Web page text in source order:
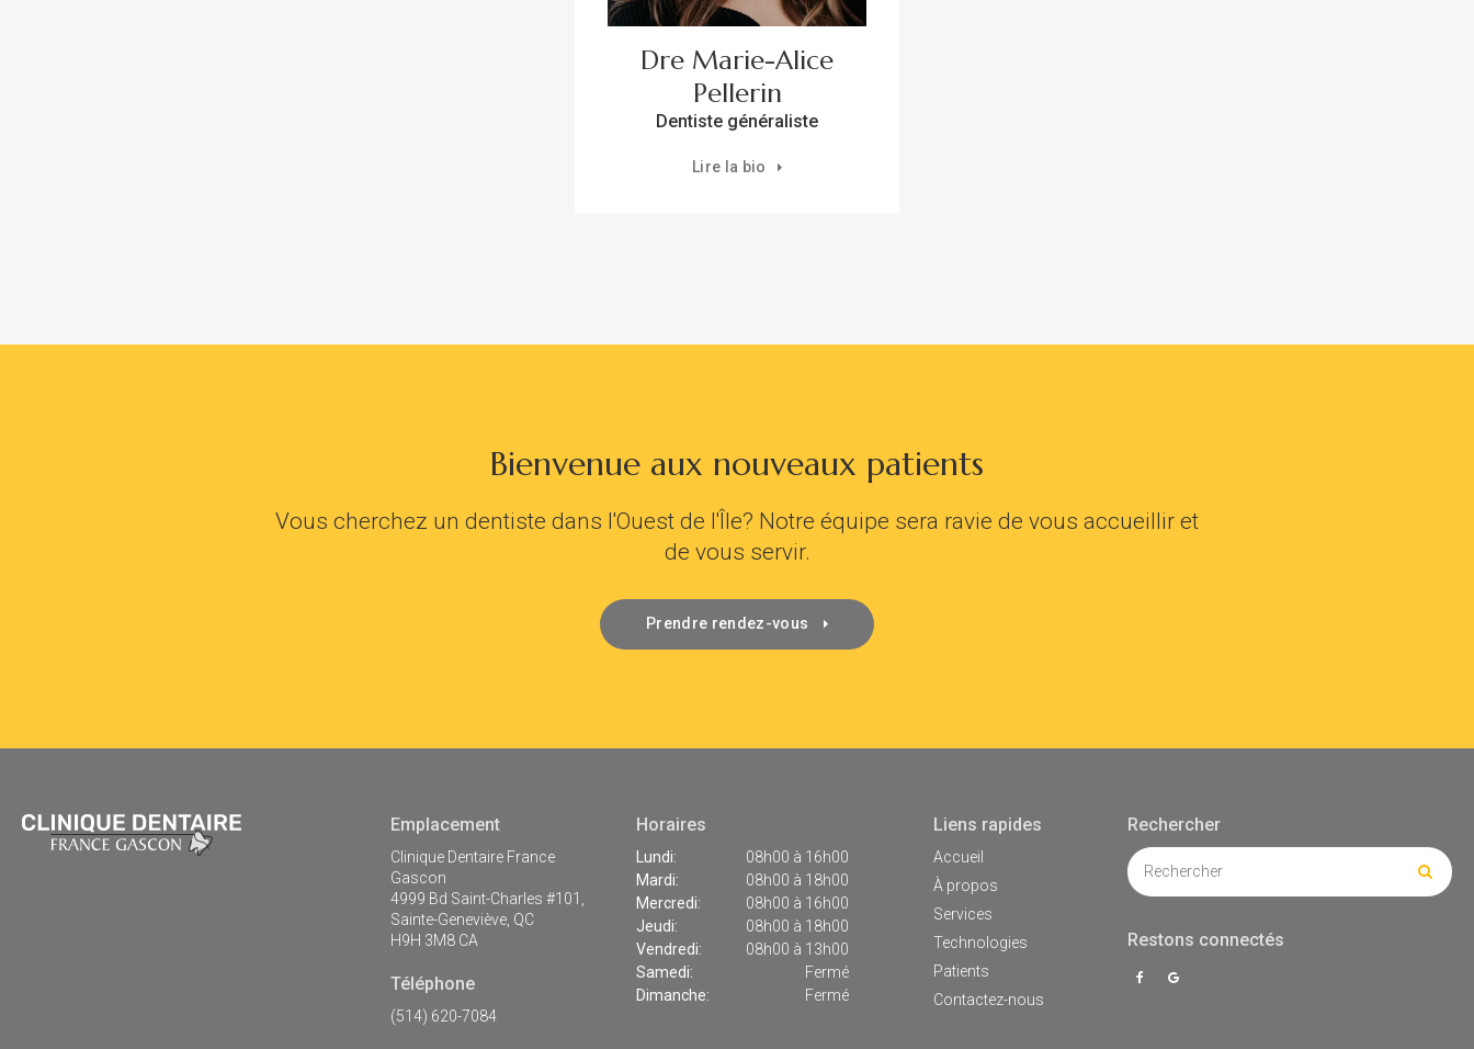
Dre Marie-Alice
Pellerin
Dentiste généraliste
Lire la bio
Bienvenue aux nouveaux patients
Vous cherchez un dentiste dans l'Ouest de l'Île? Notre équipe sera ravie de vous accueillir et
de vous servir.
Prendre rendez-vous
Emplacement
Clinique Dentaire France
Gascon
4999 Bd Saint-Charles #101
Sainte-Geneviève QC
H9H 3M8 CA
Téléphone
(514) 620-7084
Horaires
Lundi:
08h00 à 16h00
Mardi:
08h00 à 18h00
Mercredi:
08h00 à 16h00
Jeudi:
08h00 à 18h00
Vendredi:
08h00 à 13h00
Samedi:
Fermé
Dimanche:
Fermé
Liens rapides
Accueil
À propos
Services
Technologies
Patients
Contactez-nous
Rechercher
Rechercher
Restons connectés